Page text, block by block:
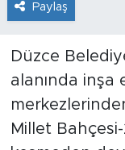
Paylaş
Düzce
alanında inşa
Millet